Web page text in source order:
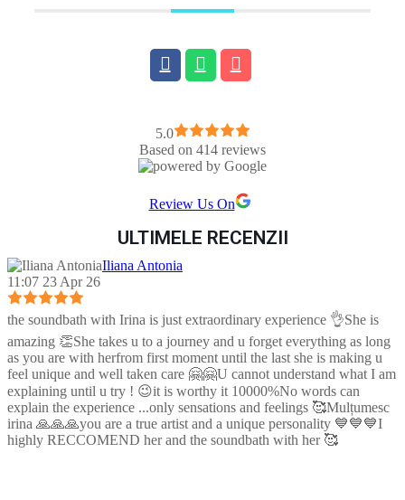
5.0
Based on 414 reviews
Review Us On
ULTIMELE RECENZII
Iliana Antonia
11:07 23 Apr 26
the soundbath with Irina is just extraordinary experience 👌She is
amazing 👏She takes u to a journey and u forget everything as long
as you are with herfrom first moment until the last she is making u
feel unique and well taken care 🤗🤗U cannot understand what I am
explaining until u try ! 😉it is worthy it 10000%No words can
explain the experience ...only sensations and feelings 🥰Mulțumesc
irina 🙏🙏🙏you are a true artist and a unique personality 💙💙💙I
highly RECCOMEND her and the soundbath with her 🥰